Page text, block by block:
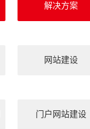
解决方案
网站建设
门户网站建设